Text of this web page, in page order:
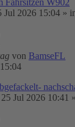
Fahrsitzen W902
Jul 2026 15:04 »
von BamseFL
25 Jul 2026 10:41